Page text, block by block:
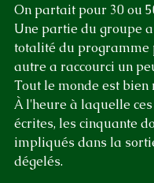
On partait pour 30 ou
Une partie du groupe
totalité du programme
autre a raccourci un
Tout le monde est bien
À l'heure à laquelle
écrites, les cinquante
impliqués dans la
dégelés.